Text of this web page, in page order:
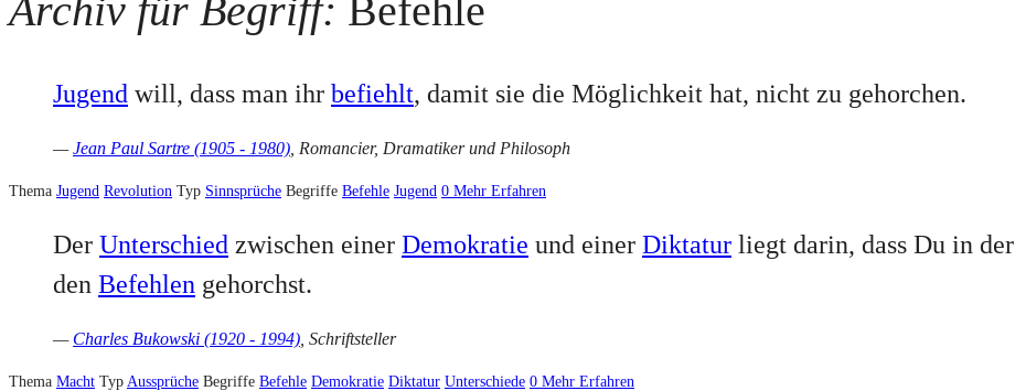
Archiv für Begriff: Befehle
Jugend will, dass man ihr befiehlt, damit sie die Möglichkeit hat, nicht zu gehorchen.
—Jean Paul Sartre (1905 - 1980) , Romancier, Dramatiker und Philosoph
Thema Jugend Revolution Typ Sinnsprüche Begriffe Befehle Jugend 0 Mehr Erfahren
Der Unterschied zwischen einer Demokratie und einer Diktatur liegt darin, dass Du in der
den Befehlen gehorchst.
— Charles Bukowski (1920 - 1994) , Schriftsteller
Thema Macht Typ Aussprüche Begriffe Befehle Demokratie Diktatur Unterschiede 0 Mehr Erfahren